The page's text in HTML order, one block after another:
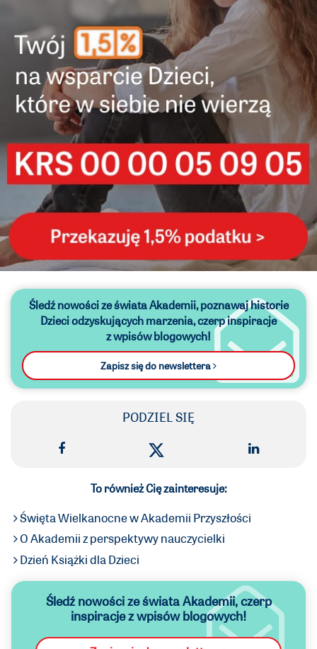
Śledź nowości ze świata Akademii,poznawaj historie
Dzieci odzyskujących marzenia,czerp inspiracje
z wpisów blogowych!
Zapisz się do newslettera
PODZIEL SIĘ
To również Cię zainteresuje:
Święta Wielkanocne w Akademii Przyszłości
O Akademii z perspektywy nauczycielki
Dzień Książki dla Dzieci
Śledź nowości ze świata Akademii,czerp
inspiracje z wpisów blogowych!